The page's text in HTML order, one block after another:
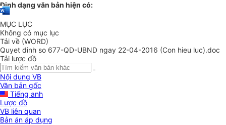
Định dạng văn bản hiện có:
MỤC LỤC
Không có mục lục
Tải về (WORD)
Quyet dinh so 677-QD-UBND ngay 22-04-2016 (Con hieu luc).doc
Tải lược đồ
Nội dung VB
Văn bản gốc
Tiếng anh
Lược đồ
VB liên quan
Bản án áp dụng